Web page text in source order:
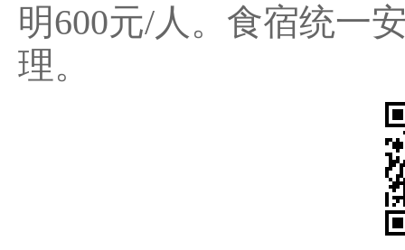
明600元/人。食宿统一
理。